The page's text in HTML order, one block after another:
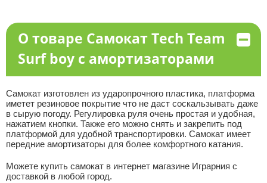
О товаре Самокат Tech Team
Surf boy с амортизаторами
Самокат изготовлен из ударопрочного пластика, платформа
иметет резиновое покрытие что не даст соскальзывать даже
в сырую погоду. Регулировка руля очень простая и удобная,
нажатием кнопки. Также его можно снять и закрепить под
платформой для удобной транспортировки. Самокат имеет
передние амортизаторы для более комфортного катания.
Можете купить самокат в интернет магазине Играрния с
доставкой в любой город.